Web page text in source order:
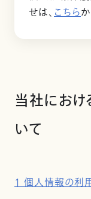
せは、こちら
当社にお
いて
1 個人情報の利